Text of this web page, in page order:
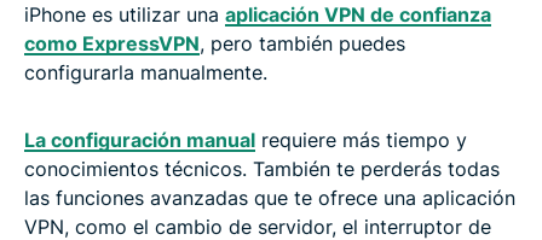
iPhone es utilizar una aplicación VPN de confianza
como ExpressVPN, pero también puedes
configurarla manualmente.
La configuración manual requiere más tiempo y
conocimientos técnicos. También te perderás todas
las funciones avanzadas que te ofrece una aplicación
VPN, como el cambio de servidor, el interruptor de